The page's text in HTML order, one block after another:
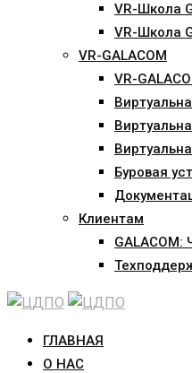
VR-Школа
VR-Школа
VR-GALACOM
VR-
Буровая
Клиентам
ГЛАВНАЯ
О НАС